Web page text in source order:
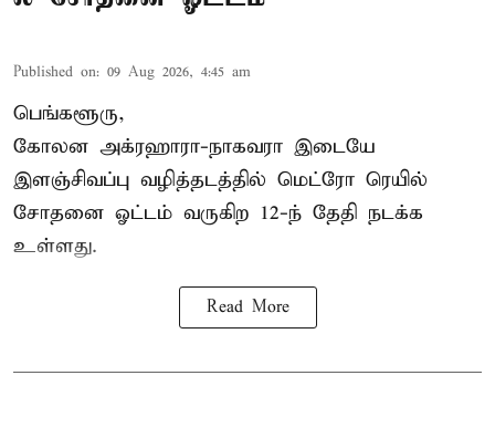
Published on: 09 Aug 2026, 4:45 am
பெங்களூரு,
கோலன அக்ரஹாரா-நாகவரா இடையே
இளஞ்சிவப்பு வழித்தடத்தில் மெட்ரோ ரெயில்
சோதனை ஓட்டம் வருகிற 12-ந் தேதி நடக்க
உள்ளது.
Read More